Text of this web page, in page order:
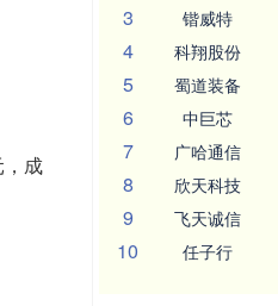
成
3 锴威特
4 科翔股份
5 蜀道装备
6 中巨芯
7 广哈通信
8 欣天科技
9 飞天诚信
10 任子行